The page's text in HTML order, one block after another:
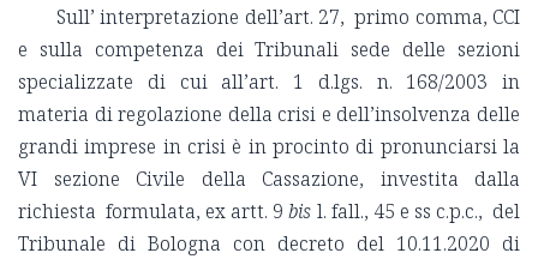
Sull’ interpretazione dell’art. 27, primo comma, CCI
e sulla competenza dei Tribunali sede delle sezioni
specializzate di cui all’art. 1 d.lgs. n. 168/2003 in
materia di regolazione della crisi e dell’insolvenza delle
grandi imprese in crisi è in procinto di pronunciarsi la
VI sezione Civile della Cassazione, investita dalla
richiesta formulata, ex artt. 9bis l. fall., 45 e ss c.p.c., del
Tribunale di Bologna con decreto del 10.11.2020 di